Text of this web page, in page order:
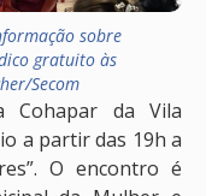
sobre
gratuito às
Secom
Cohapar da Vila
a partir das 19h a
O encontro é